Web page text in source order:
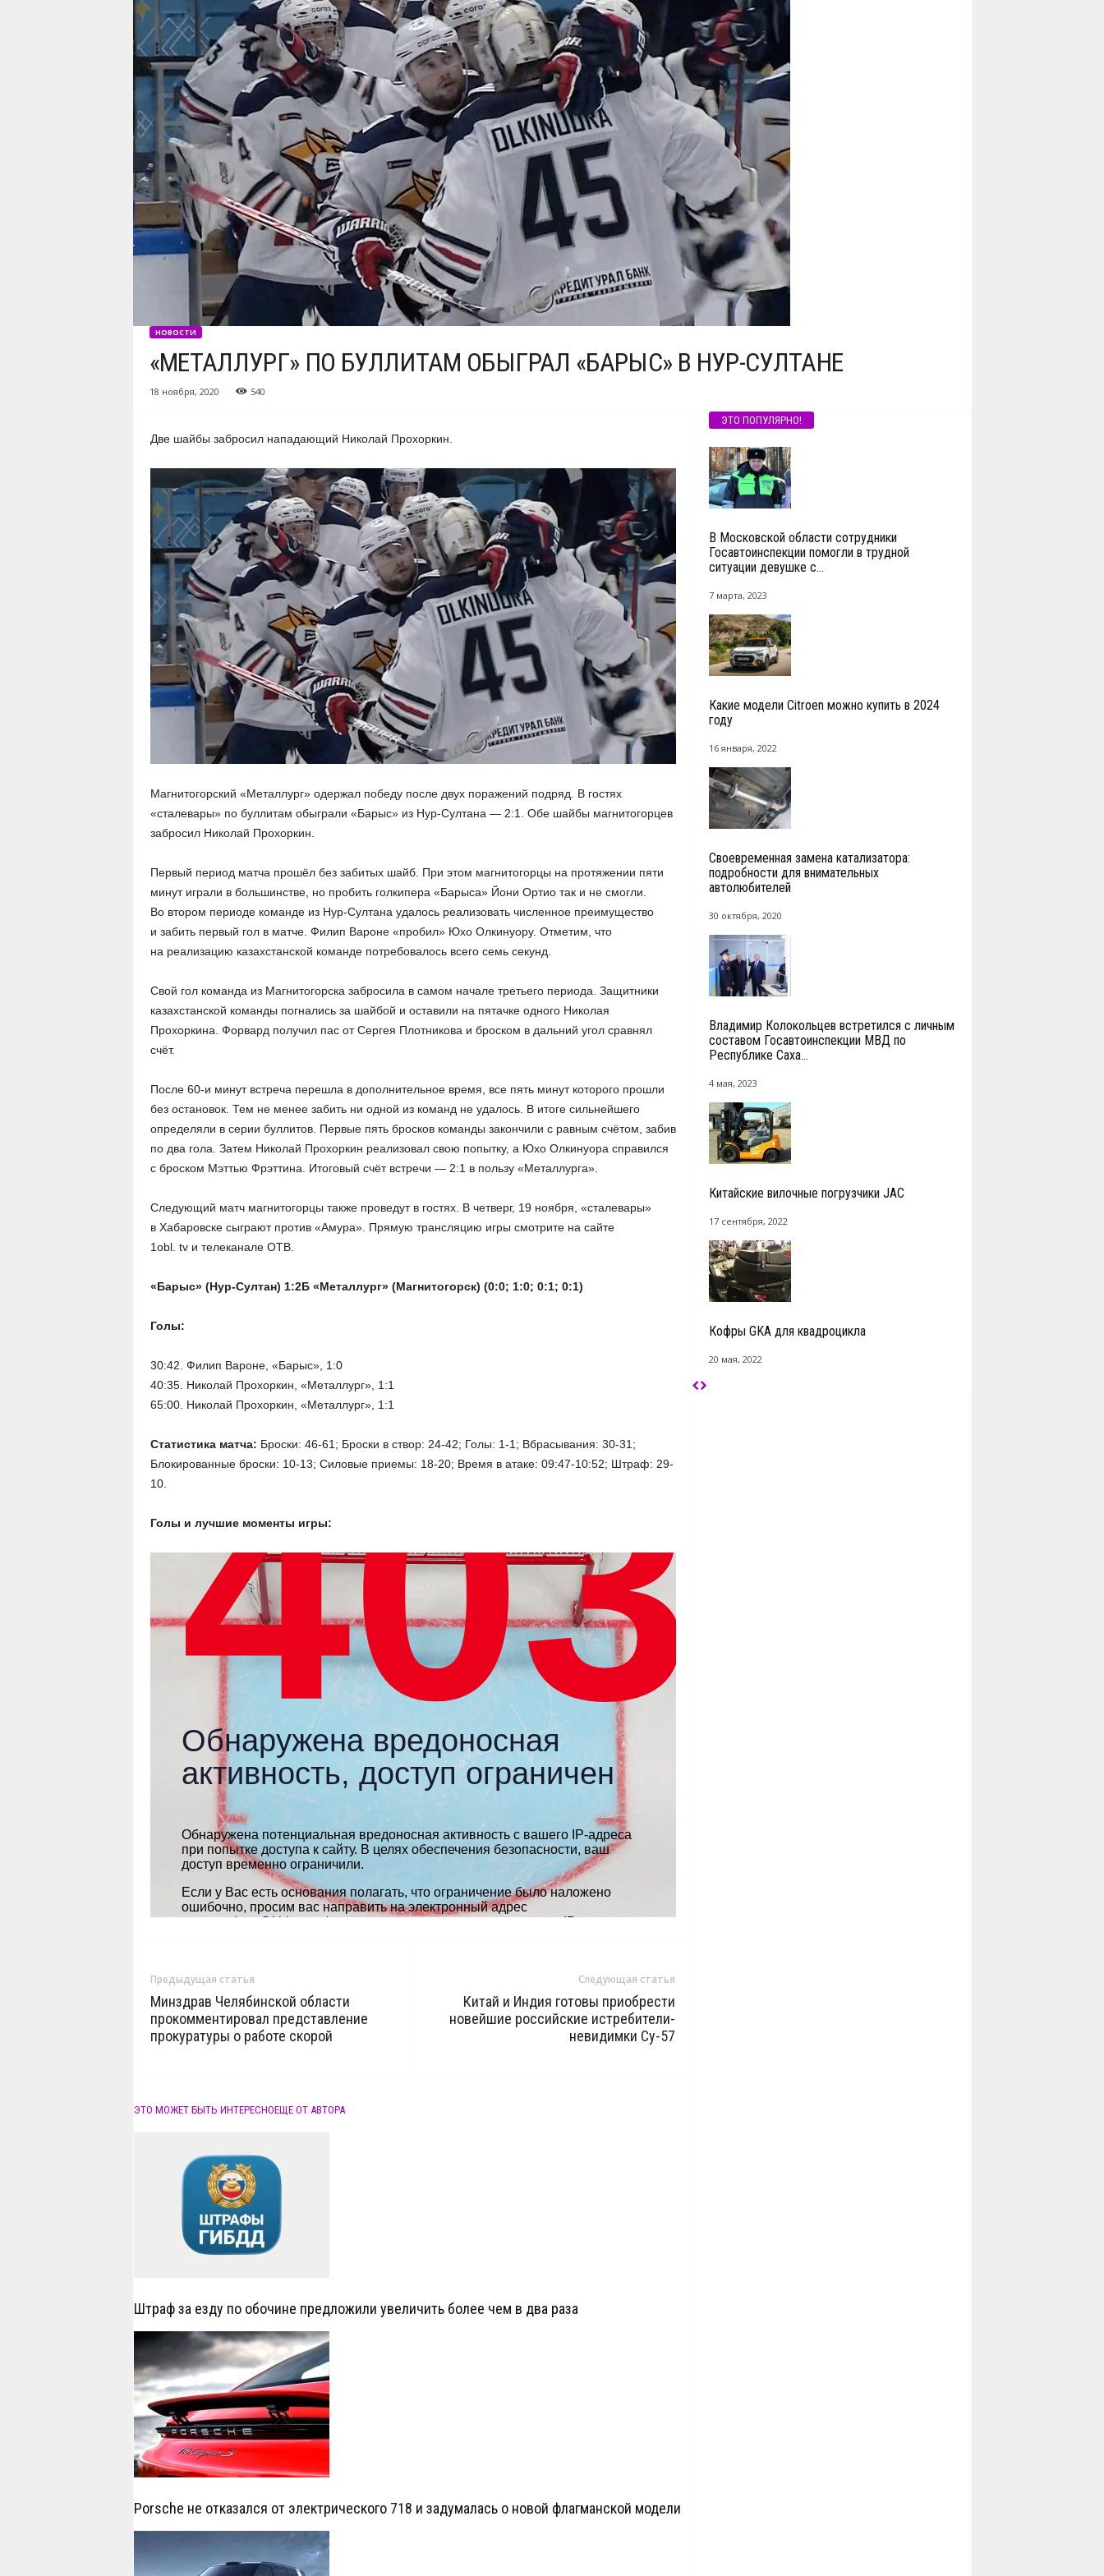
НОВОСТИ
«МЕТАЛЛУРГ» ПО БУЛЛИТАМ ОБЫГРАЛ «БАРЫС» В НУР-СУЛТАНЕ
18 ноября, 2020 540
Две шайбы забросил нападающий Николай Прохоркин.
Магнитогорский «Металлург» одержал победу после двух поражений подряд. В гостях
«сталевары» по буллитам обыграли «Барыс» из Нур-Султана — 2:1. Обе шайбы магнитогорцев
забросил Николай Прохоркин.
Первый период матча прошёл без забитых шайб. При этом магнитогорцы на протяжении пяти
минут играли в большинстве, но пробить голкипера «Барыса» Йони Ортио так и не смогли.
Во втором периоде команде из Нур-Султана удалось реализовать численное преимущество
и забить первый гол в матче. Филип Вароне «пробил» Юхо Олкинуору. Отметим, что
на реализацию казахстанской команде потребовалось всего семь секунд.
Свой гол команда из Магнитогорска забросила в самом начале третьего периода. Защитники
казахстанской команды погнались за шайбой и оставили на пятачке одного Николая
Прохоркина. Форвард получил пас от Сергея Плотникова и броском в дальний угол сравнял
счёт.
После 60-и минут встреча перешла в дополнительное время, все пять минут которого прошли
без остановок. Тем не менее забить ни одной из команд не удалось. В итоге сильнейшего
определяли в серии буллитов. Первые пять бросков команды закончили с равным счётом, забив
по два гола. Затем Николай Прохоркин реализовал свою попытку, а Юхо Олкинуора справился
с броском Мэттью Фрэттина. Итоговый счёт встречи — 2:1 в пользу «Металлурга».
Следующий матч магнитогорцы также проведут в гостях. В четверг, 19 ноября, «сталевары»
в Хабаровске сыграют против «Амура». Прямую трансляцию игры смотрите на сайте
1obl. tv и телеканале ОТВ.
«Барыс» (Нур-Султан) 1:2Б «Металлург» (Магнитогорск) (0:0; 1:0; 0:1; 0:1)
Голы:
30:42. Филип Вароне, «Барыс», 1:0
40:35. Николай Прохоркин, «Металлург», 1:1
65:00. Николай Прохоркин, «Металлург», 1:1
Статистика матча: Броски: 46-61; Броски в створ: 24-42; Голы: 1-1; Вбрасывания: 30-31;
Блокированные броски: 10-13; Силовые приемы: 18-20; Время в атаке: 09:47-10:52; Штраф: 29-
10.
Голы и лучшие моменты игры:
Предыдущая статья
Минздрав Челябинской области
прокомментировал представление
прокуратуры о работе скорой
Следующая статья
Китай и Индия готовы приобрести
новейшие российские истребители-
невидимки Су-57
ЭТО МОЖЕТ БЫТЬ ИНТЕРЕСНОЕЩЕ ОТ АВТОРА
Штраф за езду по обочине предложили увеличить более чем в два раза
Porsche не отказался от электрического 718 и задумалась о новой флагманской модели
ЭТО ПОПУЛЯРНО!
В Московской области сотрудники
Госавтоинспекции помогли в трудной
ситуации девушке с...
7 марта, 2023
Какие модели Citroen можно купить в 2024
году
16 января, 2022
Своевременная замена катализатора:
подробности для внимательных
автолюбителей
30 октября, 2020
Владимир Колокольцев встретился с личным
составом Госавтоинспекции МВД по
Республике Саха...
4 мая, 2023
Китайские вилочные погрузчики JAC
17 сентября, 2022
Кофры GKA для квадроцикла
20 мая, 2022